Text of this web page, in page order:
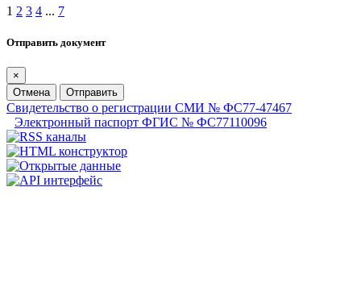
1 2 3 4 ... 7
Отправить документ
×
Отмена
Отправить
Свидетельство о регистрации СМИ № ФС77-47467
Электронный паспорт ФГИС № ФС77110096